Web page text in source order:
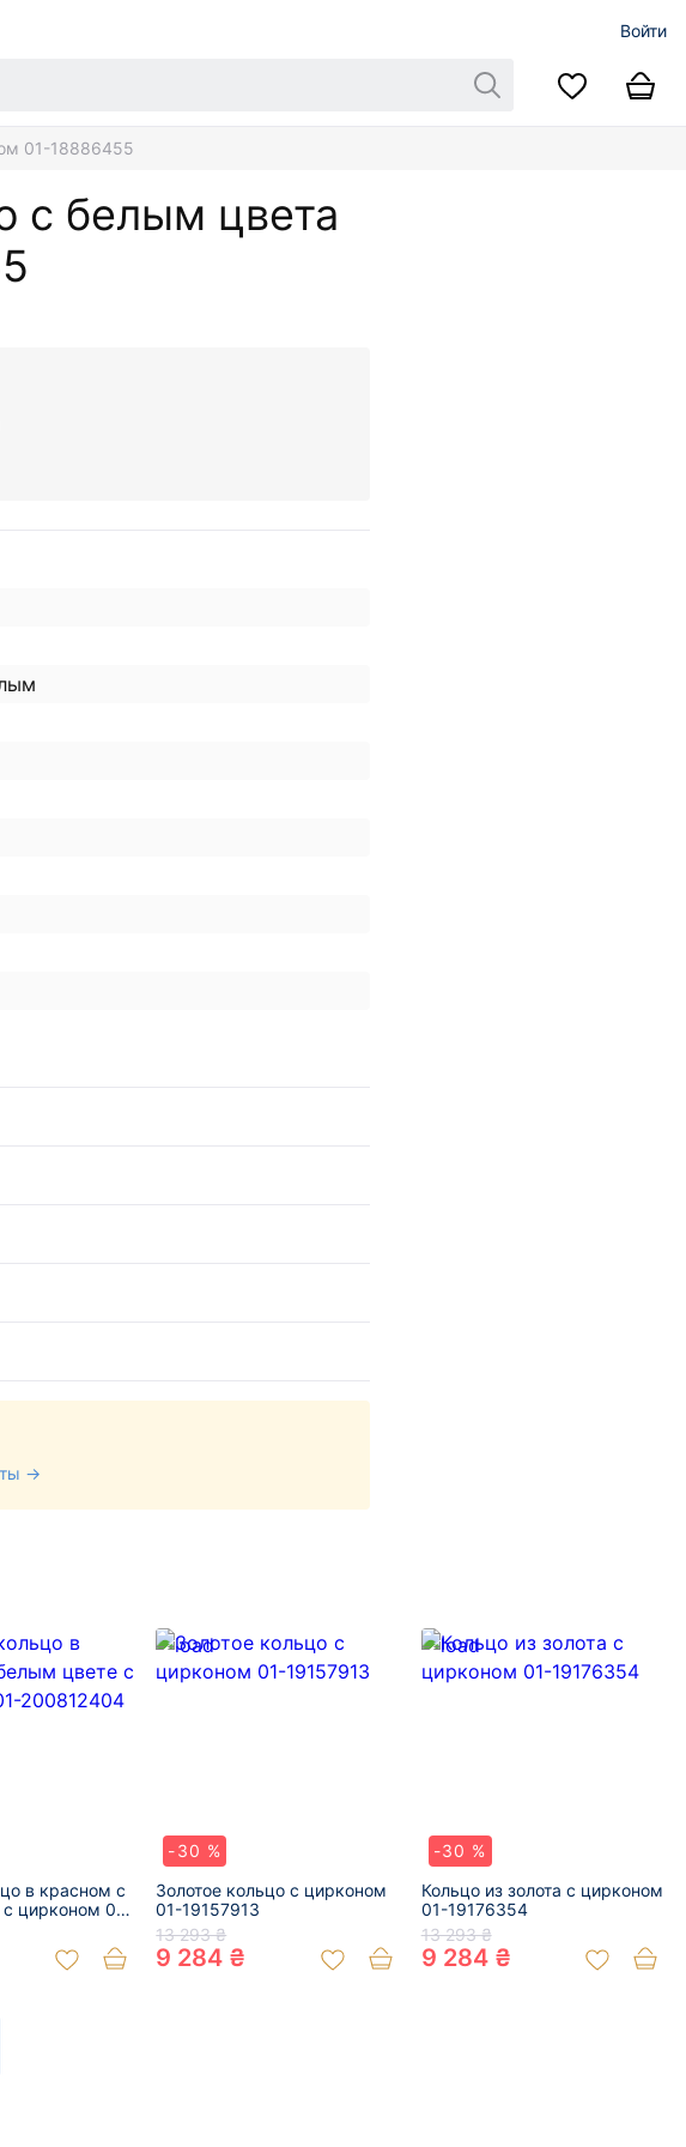
Войти
01-18886455
с белым цвета
→
в красном с
цирконом 01-
-30 %
Золотое кольцо с цирконом
01-19157913
13 293 ₴
9 284 ₴
-30 %
Кольцо из золота с цирконом
01-19176354
13 293 ₴
9 284 ₴